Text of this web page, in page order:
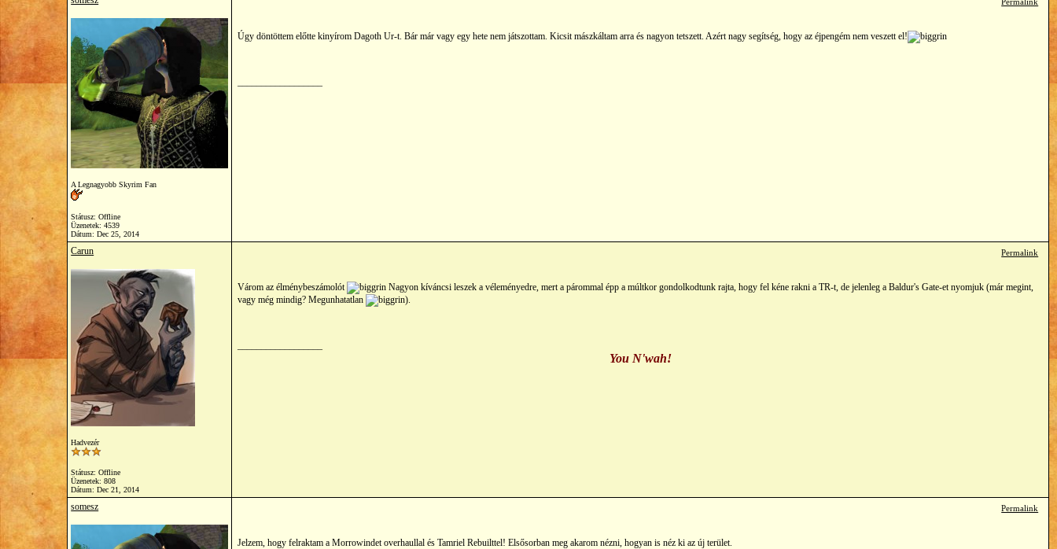
A Legnagyobb Skyrim Fan
Státusz: Offline
Üzenetek: 4539
Dátum:Dec 25, 2014
Úgy döntöttem előtte kinyírom Dagoth Ur-t. Bár már vagy egy hete nem játszottam. Kicsit mászkáltam arra és nagyon tetszett. Azért nagy segítség, hogy az éjpengém nem veszett el!
Carun
Hadvezér
Státusz: Offline
Üzenetek: 808
Dátum:Dec 21, 2014
Permalink
Várom az élménybeszámolót
Nagyon kíváncsi leszek a véleményedre, mert a párommal épp a múltkor gondolkodtunk rajta, hogy fel kéne rakni a TR-t, de jelenleg a Baldur's Gate-et nyomjuk (már megint,
vagy még mindig? Megunhatatlan
).
You N'wah!
somesz Permalink
Jelzem, hogy felraktam a Morrowindet overhaullal és Tamriel Rebuilttel! Elsősorban meg akarom nézni, hogyan is néz ki az új terület.